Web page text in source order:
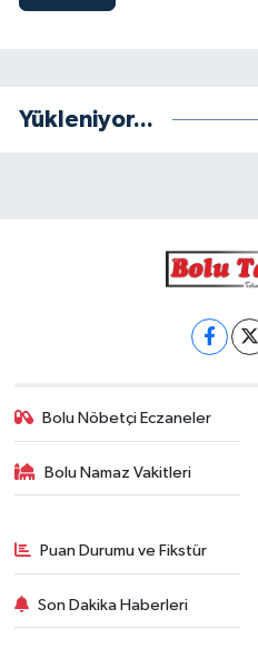
Yükleniyor...
Bolu Nöbetçi Eczaneler
Bolu Namaz Vakitleri
Puan Durumu ve Fikstür
Son Dakika Haberleri